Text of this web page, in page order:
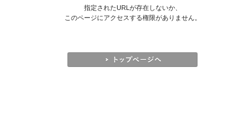
指定されたURLが存在しないか、
このページにアクセスする権限がありません。